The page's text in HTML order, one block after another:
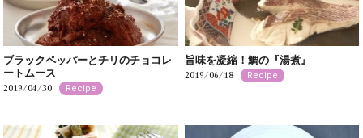
ブラックペッパーとチリのチョコレ
ートムース
2019/04/30 Recipe
旨味を凝縮！鯛の『湯煮』
2019/06/18 Recipe